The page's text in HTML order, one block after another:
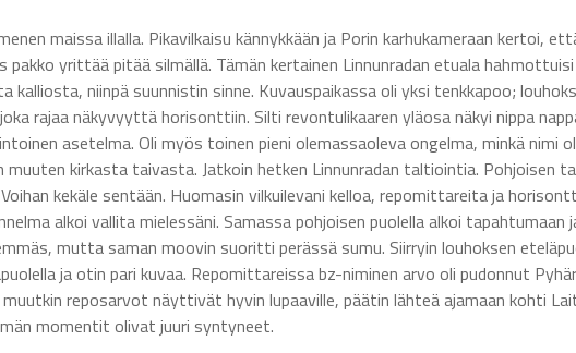
maissa illalla. Pikavilkaisu kännykkään ja Porin karhukameraan kertoi,
pakko yrittää pitää silmällä. Tämän kertainen Linnunradan etuala
kalliosta, niinpä suunnistin sinne. Kuvauspaikassa oli yksi tenkkapoo;
rajaa näkyvyyttä horisonttiin. Silti revontulikaaren yläosa näkyi nippa
asetelma. Oli myös toinen pieni olemassaoleva ongelma, minkä nimi
kirkasta taivasta. Jatkoin hetken Linnunradan taltiointia. Pohjoisen
kekäle sentään. Huomasin vilkuilevani kelloa, repomittareita ja
alkoi vallita mielessäni. Samassa pohjoisen puolella alkoi tapahtumaan
mutta saman moovin suoritti perässä sumu. Siirryin louhoksen
ja otin pari kuvaa. Repomittareissa bz-niminen arvo oli pudonnut
muutkin reposarvot näyttivät hyvin lupaaville, päätin lähteä ajamaan kohti
momentit olivat juuri syntyneet.